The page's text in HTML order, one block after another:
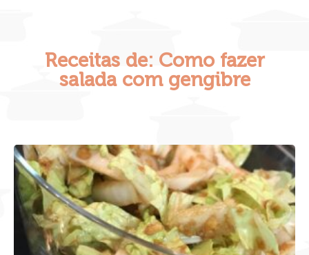
Receitas de: Como fazer
salada com gengibre